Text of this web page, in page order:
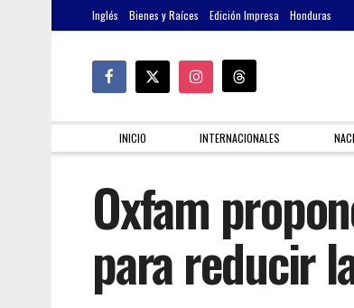
Inglés Bienes y Raíces Edición Impresa Honduras
INICIO INTERNACIONALES
Oxfam
para reducir